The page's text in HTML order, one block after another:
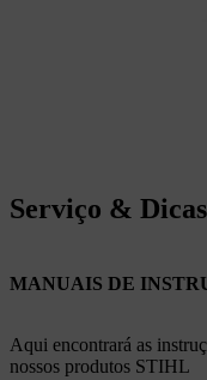
Serviço & Dicas
MANUAIS DE
Aqui encontrará as
nossos produtos STIHL